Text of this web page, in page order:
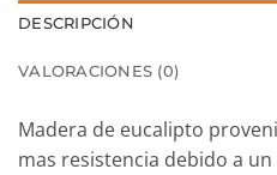
DESCRIPCIÓN
VALORACIONES (0)
Madera de eucalipto
mas resistencia debido a